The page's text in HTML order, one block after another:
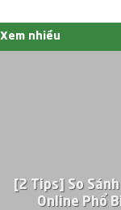
Xem nhiều
[2 Tips] So
Online Phổ